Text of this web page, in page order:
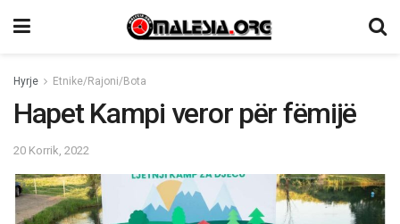
Hyrje Etnike/Rajoni/Bota
Hapet Kampi veror për fëmijë
20 Korrik, 2022